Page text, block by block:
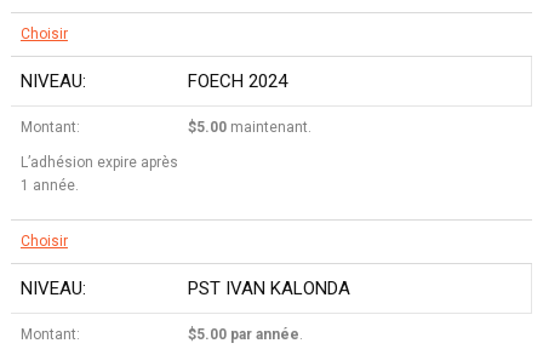
Choisir
FOECH 2024
$5.00maintenant.
L’adhésion expire après
1 année.
Choisir
PST IVAN KALONDA
$5.00 par année.